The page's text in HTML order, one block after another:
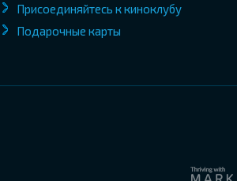
Присоединяйтесь к киноклубу
Подарочные карты